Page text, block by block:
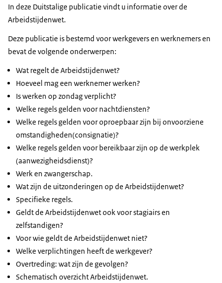
In deze Duitstalige publicatie vindt u informatie over de
Arbeidstijdenwet.
Deze publicatie is bestemd voor werkgevers en werknemers en
bevat de volgende onderwerpen:
Wat regelt de Arbeidstijdenwet?
Hoeveel mag een werknemer werken?
Is werken op zondag verplicht?
Welke regels gelden voor nachtdiensten?
Welke regels gelden voor oproepbaar zijn bij onvoorziene
omstandigheden(consignatie)?
Welke regels gelden voor bereikbaar zijn op de werkplek
(aanwezigheidsdienst)?
Werk en zwangerschap.
Wat zijn de uitzonderingen op de Arbeidstijdenwet?
Specifieke regels.
Geldt de Arbeidstijdenwet ook voor stagiairs en
zelfstandigen?
Voor wie geldt de Arbeidstijdenwet niet?
Welke verplichtingen heeft de werkgever?
Overtreding: wat zijn de gevolgen?
Schematisch overzicht Arbeidstijdenwet.